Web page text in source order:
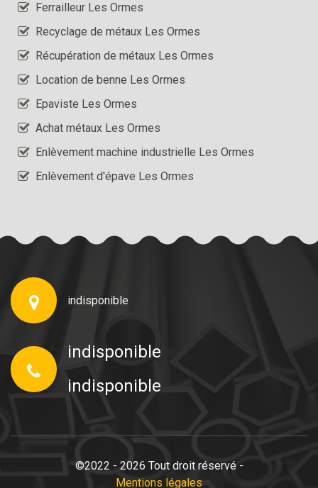
Ferrailleur Les Ormes
Recyclage de métaux Les Ormes
Récupération de métaux Les Ormes
Location de benne Les Ormes
Epaviste Les Ormes
Achat métaux Les Ormes
Enlèvement machine industrielle Les Ormes
Enlèvement d'épave Les Ormes
indisponible
indisponible
indisponible
©2022 - 2026 Tout droit réservé -
Mentions légales